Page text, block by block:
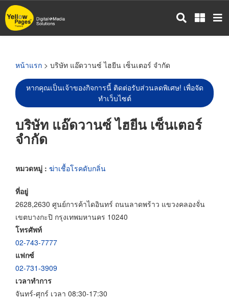
ข้าม
ไป
หน้าแรก > บริษัท แอ๊ดวานซ์ ไฮยีน เซ็นเตอร์ จำกัด
หากคุณเป็นเจ้าของกิจการนี้ ติดต่อรับส่วนลดพิเศษ! เพื่อจัด
ทำเว็บไซต์
บริษัท แอ๊ดวานซ์ ไฮยีน เซ็นเตอร์
จำกัด
หมวดหมู่ : ฆ่าเชื้อโรคดับกลิ่น
ที่อยู่
2628,2630 ศูนย์การค้าไดอินทร์ ถนนลาดพร้าว แขวงคลองจั่น
เขตบางกะปิ กรุงเทพมหานคร 10240
โทรศัพท์
02-743-7777
แฟกซ์
02-731-3909
เวลาทำการ
จันทร์-ศุกร์ เวลา 08:30-17:30